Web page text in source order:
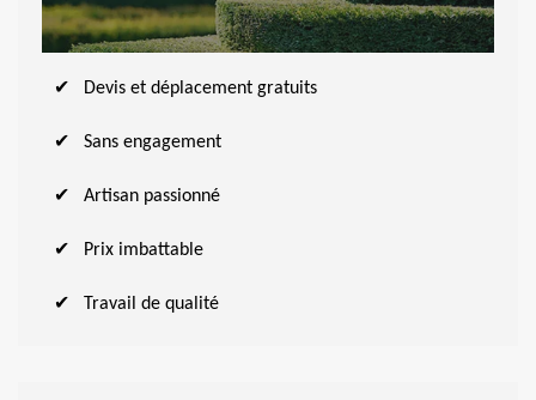
Devis et déplacement gratuits
Sans engagement
Artisan passionné
Prix imbattable
Travail de qualité